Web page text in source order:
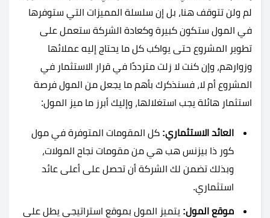
لم ولن تتوقف هنا، بل إن سلسلة المميزات التي ستوفرها
في المول ستكون كبيرة وكعادة الشركة ستعمل على
تطوير المشروع حتى يواكب كل ما يحتاج إليه عملائها
وزوارهم، وإن كنت لا زلت مترددًا في قرار الاستثمار في
المشروع أم لا، فسنذكرك بأهم ما يجعل من المول فرصة
استثمار هائلة يجب استغلالها، وإليك أبرز ما ميز المول:
العائد الاستثماري: كل المقومات المتوفرة في مول
كور ذا بيزنس هب هي من مقومات نجاح المولات،
وبذلك تضمن لك الشركة أن تحصل على أعلى عائد
استثماري.
موقع المول: يتميز المول بموقع استراتيجي يطل على